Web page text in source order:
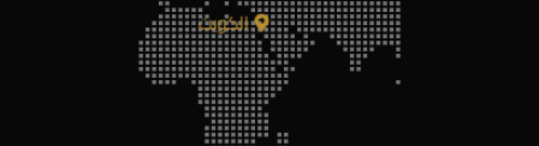
الكويت